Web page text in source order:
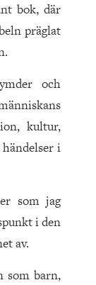
bok, där
präglat
och
kultur,
i
som jag
i den
av.
som barn,